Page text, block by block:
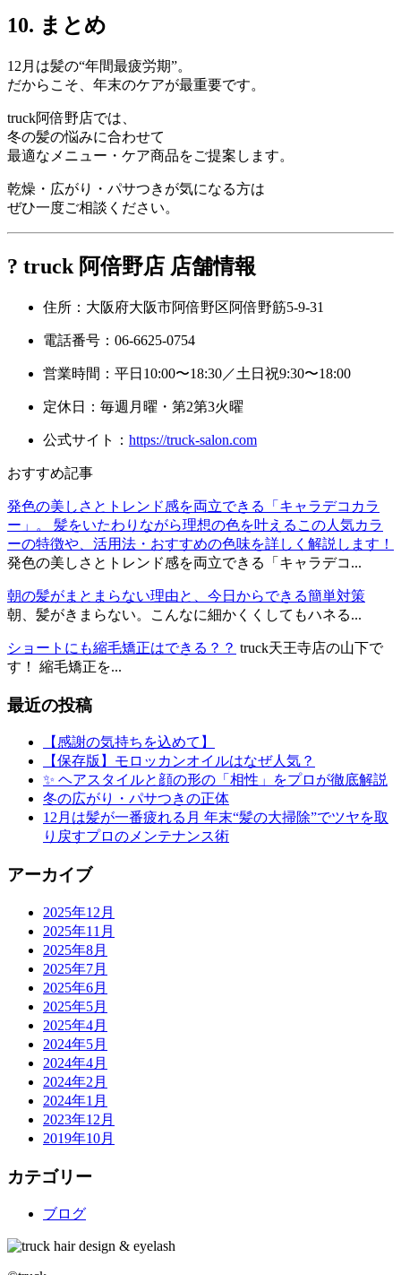
10. まとめ
12月は髪の“年間最疲労期”。
だからこそ、年末のケアが最重要です。
truck阿倍野店では、
冬の髪の悩みに合わせて
最適なメニュー・ケア商品をご提案します。
乾燥・広がり・パサつきが気になる方は
ぜひ一度ご相談ください。
? truck 阿倍野店 店舗情報
住所：大阪府大阪市阿倍野区阿倍野筋5-9-31
電話番号：06-6625-0754
営業時間：平日10:00〜18:30／土日祝9:30〜18:00
定休日：毎週月曜・第2第3火曜
公式サイト： https://truck-salon.com
おすすめ記事
発色の美しさとトレンド感を両立できる「キャラデコカラ
ー」。 髪をいたわりながら理想の色を叶えるこの人気カラ
ーの特徴や、活用法・おすすめの色味を詳しく解説します！
発色の美しさとトレンド感を両立できる「キャラデコ...
朝の髪がまとまらない理由と、今日からできる簡単対策
朝、髪がきまらない。こんなに細かくくしてもハネる...
ショートにも縮毛矯正はできる？？ truck天王寺店の山下で
す！ 縮毛矯正を...
最近の投稿
【感謝の気持ちを込めて】
【保存版】モロッカンオイルはなぜ人気？
✨ ヘアスタイルと顔の形の「相性」をプロが徹底解説
冬の広がり・パサつきの正体
12月は髪が一番疲れる月 年末“髪の大掃除”でツヤを取
り戻すプロのメンテナンス術
アーカイブ
2025年12月
2025年11月
2025年8月
2025年7月
2025年6月
2025年5月
2025年4月
2024年5月
2024年4月
2024年2月
2024年1月
2023年12月
2019年10月
カテゴリー
ブログ